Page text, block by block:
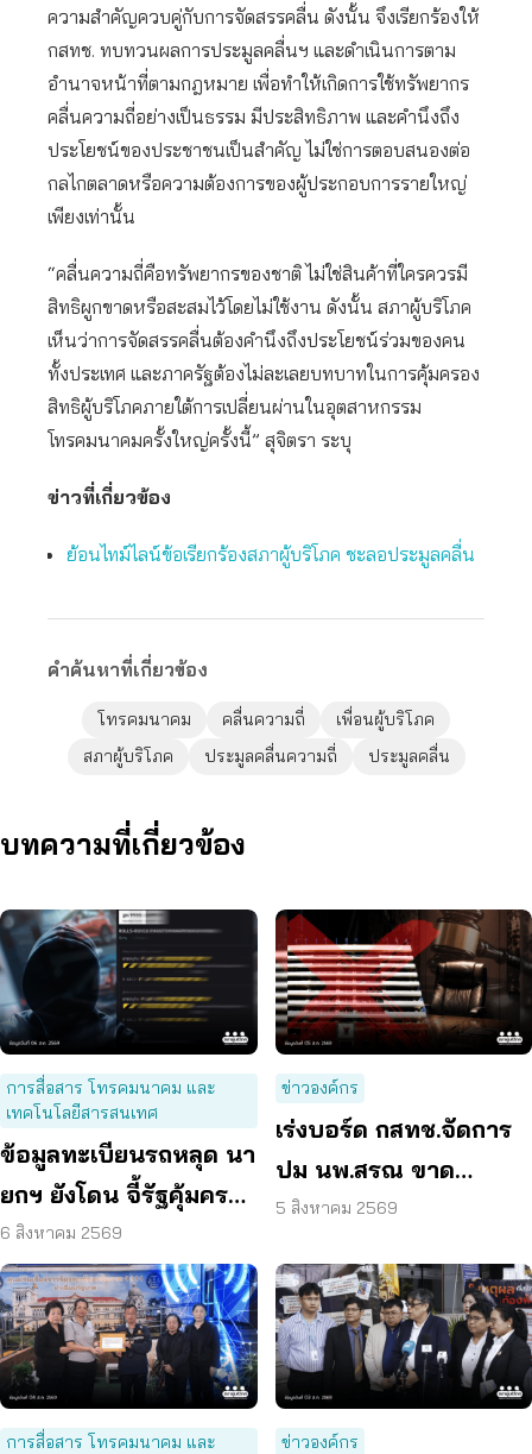
ความสำคัญควบคู่กับการจัดสรรคลื่น ดังนั้น จึงเรียกร้องให้
กสทช. ทบทวนผลการประมูลคลื่นฯ และดำเนินการตาม
อำนาจหน้าที่ตามกฎหมาย เพื่อทำให้เกิดการใช้ทรัพยากร
คลื่นความถี่อย่างเป็นธรรม มีประสิทธิภาพ และคำนึงถึง
ประโยชน์ของประชาชนเป็นสำคัญ ไม่ใช่การตอบสนองต่อ
กลไกตลาดหรือความต้องการของผู้ประกอบการรายใหญ่
เพียงเท่านั้น
“คลื่นความถี่คือทรัพยากรของชาติ ไม่ใช่สินค้าที่ใครควรมี
สิทธิผูกขาดหรือสะสมไว้โดยไม่ใช้งาน ดังนั้น สภาผู้บริโภค
เห็นว่าการจัดสรรคลื่นต้องคำนึงถึงประโยชน์ร่วมของคน
ทั้งประเทศ และภาครัฐต้องไม่ละเลยบทบาทในการคุ้มครอง
สิทธิผู้บริโภคภายใต้การเปลี่ยนผ่านในอุตสาหกรรม
โทรคมนาคมครั้งใหญ่ครั้งนี้” สุจิตรา ระบุ
ข่าวที่เกี่ยวข้อง
ย้อนไทม์ไลน์ข้อเรียกร้องสภาผู้บริโภค ชะลอประมูลคลื่น
คำค้นหาที่เกี่ยวข้อง
โทรคมนาคม คลื่นความถี่
เพื่อนผู้บริโภค
สภาผู้บริโภค
ประมูลคลื่นความถี่ ประมูลคลื่น
บทความที่เกี่ยวข้อง
การสื่อสาร โทรคมนาคม และ
เทคโนโลยีสารสนเทศ
ข้อมูลทะเบียนรถหลุด นา
ยกฯ ยังโดน จี้รัฐคุ้มครอง
ข้อมูลส่วนบุคคล
6 สิงหาคม 2569
ข่าวองค์กร
เร่งบอร์ด กสทช.จัดการ
ปม นพ.สรณ ขาด
คุณสมบัติ ตามมติ
5 สิงหาคม 2569
การสื่อสาร โทรคมนาคม และ
ข่าวองค์กร